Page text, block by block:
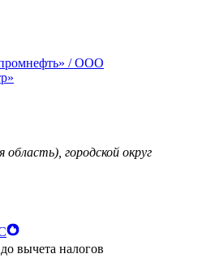
/ ООО
область), городской округ
до вычета налогов